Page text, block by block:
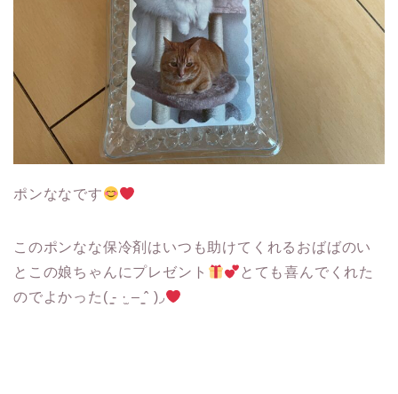
ポンななです
このポンなな保冷剤はいつも助けてくれるおばばのい
とこの娘ちゃんにプレゼント
とても喜んでくれた
のでよかった( ̳- ·̫ – ̳ˆ )◞